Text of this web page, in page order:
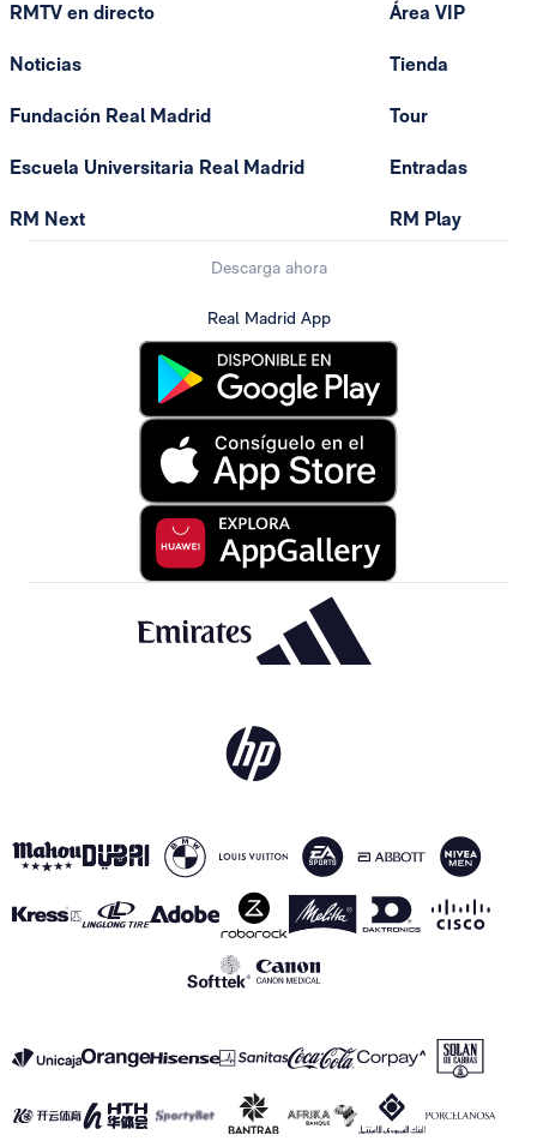
RMTV en directo
Noticias
Fundación Real Madrid
Escuela Universitaria Real Madrid
RM Next
Área VIP
Tienda
Tour
Entradas
RM Play
Descarga ahora
Real Madrid App